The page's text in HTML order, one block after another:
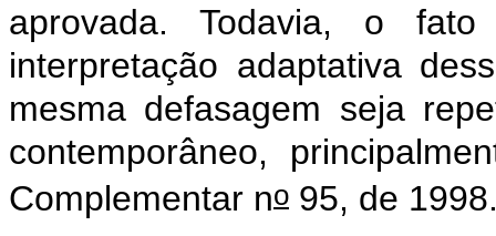
aprovada. Todavia, o
interpretação adaptativa
mesma defasagem seja
contemporâneo,
Complementar no 95, de